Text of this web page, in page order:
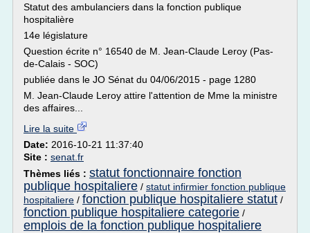
Statut des ambulanciers dans la fonction publique
hospitalière
14e législature
Question écrite n° 16540 de M. Jean-Claude Leroy (Pas-
de-Calais - SOC)
publiée dans le JO Sénat du 04/06/2015 - page 1280
M. Jean-Claude Leroy attire l'attention de Mme la ministre
des affaires...
Lire la suite
Date: 2016-10-21 11:37:40
Site : senat.fr
Thèmes liés : statut fonctionnaire fonction
publique hospitaliere / statut infirmier fonction publique
hospitaliere / fonction publique hospitaliere statut /
fonction publique hospitaliere categorie /
emplois de la fonction publique hospitaliere